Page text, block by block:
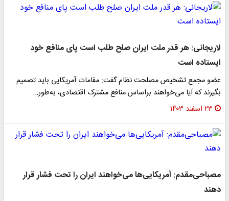
لاریجانی: هر قدر ملت ایران صلح طلب است پای منافع خود
ایستاده است
عضو مجمع تشخیص مصلحت نظام گفت: مقامات آمریکایی باید تصمیم
بگیرند که آیا می‌خواهند براساس منافع مشترک اقتصادی، به‌طور…
۲۳ اسفند ۱۴۰۳
مصباحی‌مقدم: آمریکایی‌ها می‌خواهند ایران را تحت فشار قرار
دهند